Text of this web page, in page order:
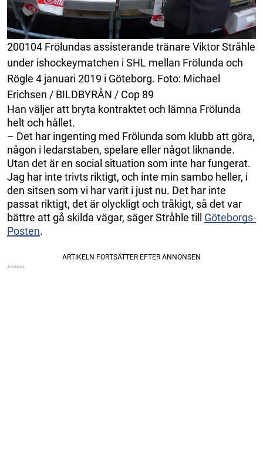
200104 Frölundas assisterande tränare Viktor Stråhle
under ishockeymatchen i SHL mellan Frölunda och
Rögle 4 januari 2019 i Göteborg. Foto: Michael
Erichsen / BILDBYRÅN / Cop 89
Han väljer att bryta kontraktet och lämna Frölunda
helt och hållet.
– Det har ingenting med Frölunda som klubb att göra,
någon i ledarstaben, spelare eller något liknande.
Utan det är en social situation som inte har fungerat.
Jag har inte trivts riktigt, och inte min sambo heller, i
den sitsen som vi har varit i just nu. Det har inte
passat riktigt, det är olyckligt och tråkigt, så det var
bättre att gå skilda vägar, säger Stråhle till Göteborgs-
Posten.